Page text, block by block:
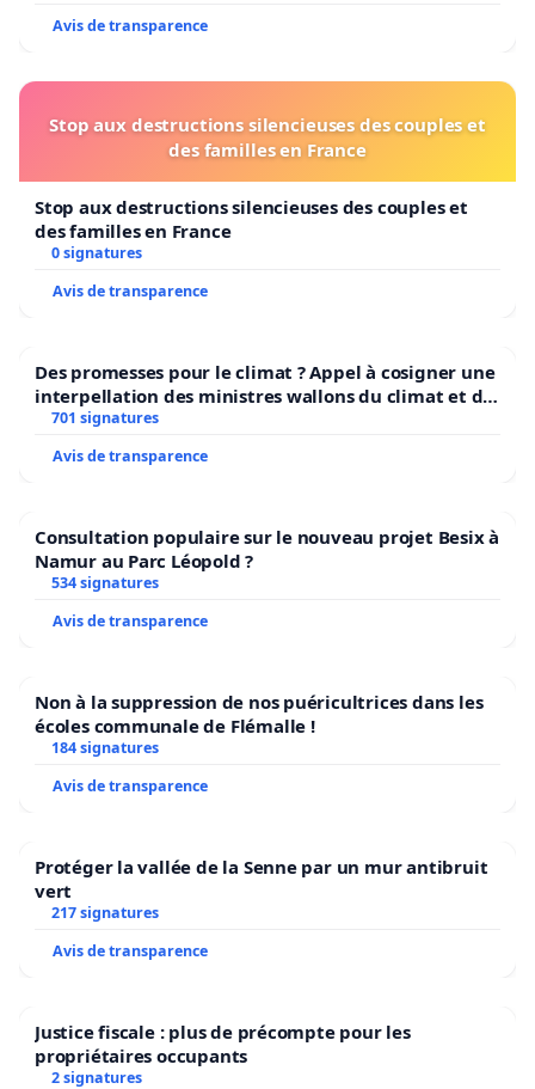
Avis de transparence
Stop aux destructions silencieuses des couples et
des familles en France
Stop aux destructions silencieuses des couples et
des familles en France
0 signatures
Avis de transparence
Des promesses pour le climat ? Appel à cosigner une
interpellation des ministres wallons du climat et de
l’environnement.
701 signatures
Avis de transparence
Consultation populaire sur le nouveau projet Besix à
Namur au Parc Léopold ?
534 signatures
Avis de transparence
Non à la suppression de nos puéricultrices dans les
écoles communale de Flémalle !
184 signatures
Avis de transparence
Protéger la vallée de la Senne par un mur antibruit
vert
217 signatures
Avis de transparence
Justice fiscale : plus de précompte pour les
propriétaires occupants
2 signatures